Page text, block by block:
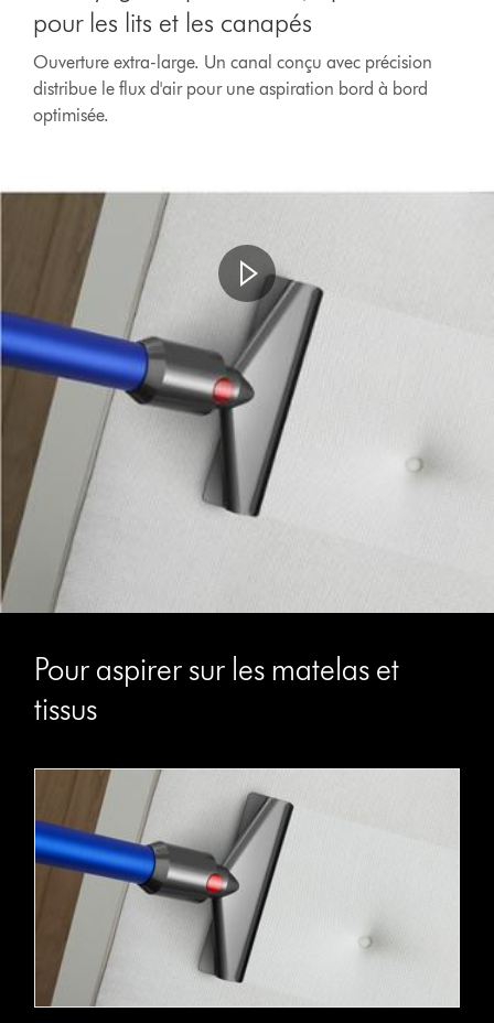
pour les lits et les canapés
Ouverture extra-large. Un canal conçu avec précision
distribue le flux d'air pour une aspiration bord à bord
optimisée.
Pour aspirer sur les matelas et
tissus